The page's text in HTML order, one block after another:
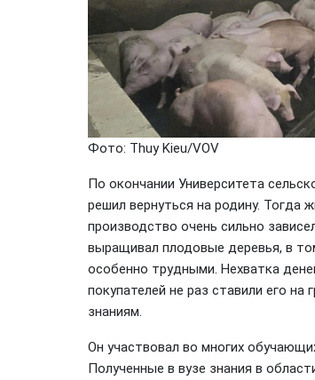
Фото: Thuy Kieu/VOV
По окончании Университета
решил вернуться на родину. Тогда
производство очень сильно
выращивал плодовые деревья, в
особенно трудными. Нехватка
покупателей не раз ставили его
знаниям.
Он участвовал во многих
Полученные в вузе знания в